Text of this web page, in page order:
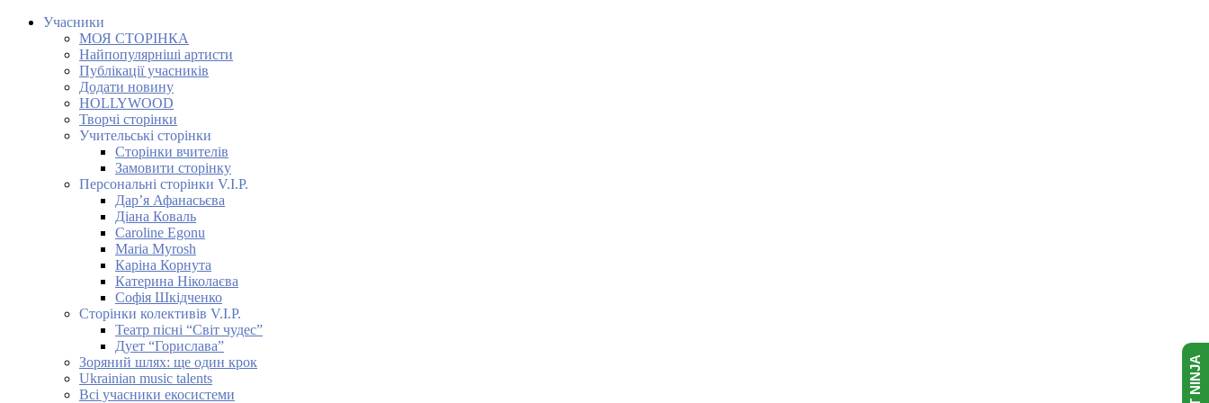
Учасники
МОЯ СТОРІНКА
Найпопулярніші артисти
Публікації учасників
Додати новину
HOLLYWOOD
Творчі сторінки
Учительські сторінки
Сторінки вчителів
Замовити сторінку
Персональні сторінки V.I.P.
Дар’я Афанасьєва
Діана Коваль
Caroline Egonu
Maria Myrosh
Каріна Корнута
Катерина Ніколаєва
Софія Шкідченко
Сторінки колективів V.I.P.
Театр пісні “Світ чудес”
Дует “Горислава”
Зоряний шлях: ще один крок
Ukrainian music talents
Всі учасники екосистеми